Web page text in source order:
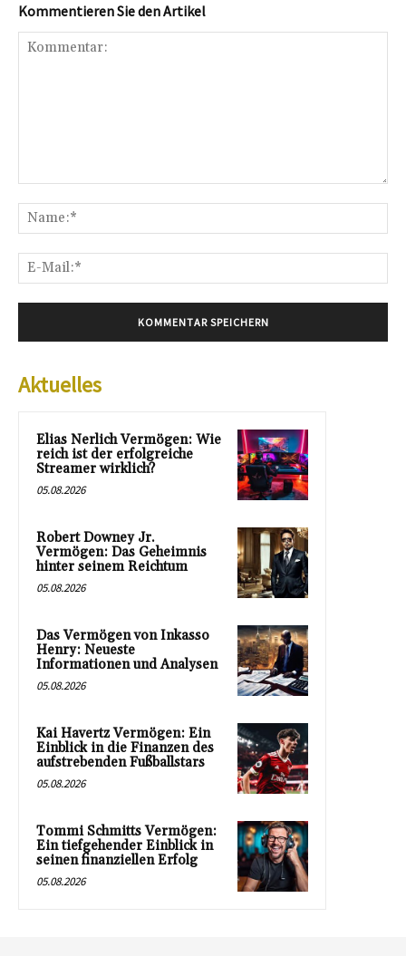
Kommentieren Sie den Artikel
Aktuelles
Elias Nerlich Vermögen: Wie
reich ist der erfolgreiche
Streamer wirklich?
05.08.2026
Robert Downey Jr.
Vermögen: Das Geheimnis
hinter seinem Reichtum
05.08.2026
Das Vermögen von Inkasso
Henry: Neueste
Informationen und Analysen
05.08.2026
Kai Havertz Vermögen: Ein
Einblick in die Finanzen des
aufstrebenden Fußballstars
05.08.2026
Tommi Schmitts Vermögen:
Ein tiefgehender Einblick in
seinen finanziellen Erfolg
05.08.2026